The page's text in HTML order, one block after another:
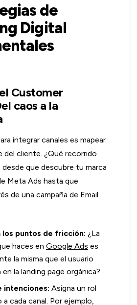
de
Digital
Customer
caos a la
integrar canales es mapear
del cliente. ¿Qué recorrido
desde que descubre tu marca
Meta Ads hasta que
de una campaña de Email
puntos de fricción: ¿La
haces en Google Ads es
la misma que el usuario
la landing page orgánica?
intenciones: Asigna un rol
cada canal. Por ejemplo,